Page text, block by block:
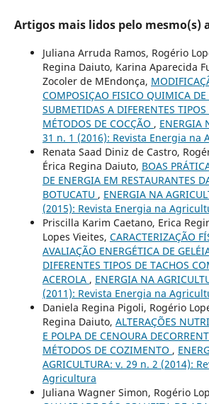
Artigos mais lidos pelo mesmo(s)
Juliana Arruda Ramos, Rogério
Regina Daiuto, Karina Aparecida
Zocoler de MEndonça,
COMPOSIÇAO FISICO QUIMICA DE
SUBMETIDAS A DIFERENTES TIPOS
MÉTODOS DE COCÇÃO , ENERGIA
31 n. 1 (2016): Revista Energia na
Renata Saad Diniz de Castro,
Érica Regina Daiuto, BOAS
DE ENERGIA EM RESTAURANTES
BOTUCATU , ENERGIA NA
(2015): Revista Energia na
Priscilla Karim Caetano, Erica
Lopes Vieites, CARACTERIZAÇÃO
AVALIAÇÃO ENERGÉTICA DE
DIFERENTES TIPOS DE TACHOS
ACEROLA , ENERGIA NA
(2011): Revista Energia na
Daniela Regina Pigoli, Rogério
Regina Daiuto, ALTERAÇÕES
E POLPA DE CENOURA
MÉTODOS DE COZIMENTO ,
AGRICULTURA: v. 29 n. 2 (2014):
Agricultura
Juliana Wagner Simon, Rogério